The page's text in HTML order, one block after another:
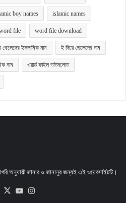
boy names islamic names
file word file download
ছেলেদের ইসলামিক নাম ই দিয়ে ছেলেদের নাম
নাম ওয়ার্ড ফাইল ডাউনলোড
অনুযায়ী জানার ও জানানুর জন্যই এই ওয়েবসাইটটি।
Facebook
X YouTube